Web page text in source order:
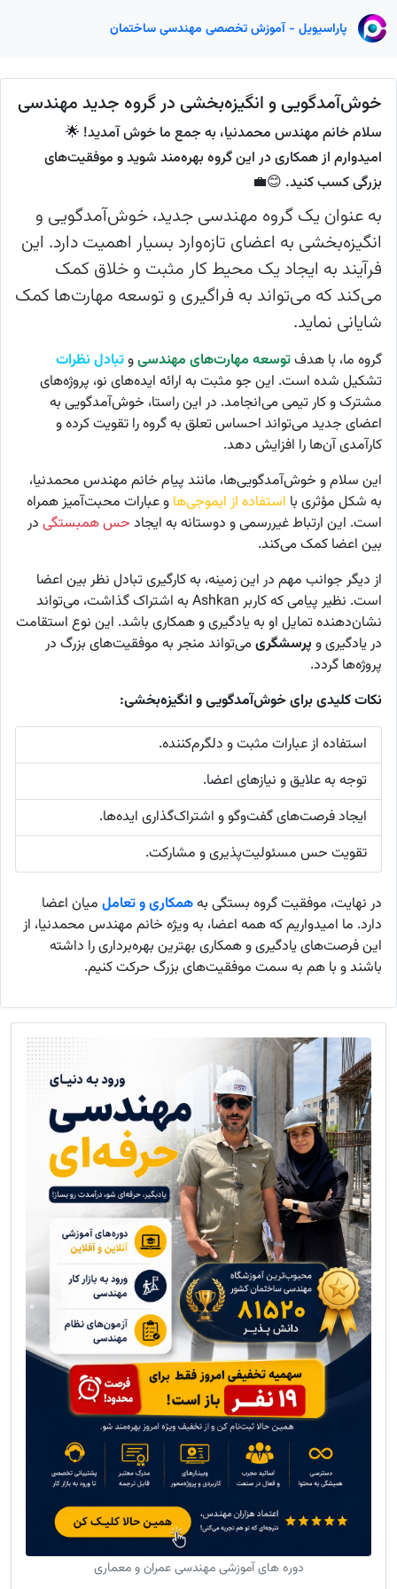
پاراسیویل - آموزش تخصصی مهندسی ساختمان
خوش‌آمدگویی و انگیزه‌بخشی در گروه جدید مهندسی
سلام خانم مهندس محمدنیا، به جمع ما خوش آمدید! 🌟
امیدوارم از همکاری در این گروه بهره‌مند شوید و موفقیت‌های
بزرگی کسب کنید. 😊💼
به عنوان یک گروه مهندسی جدید، خوش‌آمدگویی و
انگیزه‌بخشی به اعضای تازه‌وارد بسیار اهمیت دارد. این
فرآیند به ایجاد یک محیط کار مثبت و خلاق کمک
می‌کند که می‌تواند به فراگیری و توسعه مهارت‌ها کمک
شایانی نماید.
گروه ما، با هدفتوسعه مهارت‌های مهندسیوتبادل نظرات
تشکیل شده است. این جو مثبت به ارائه ایده‌های نو، پروژه‌های
مشترک و کار تیمی می‌انجامد. در این راستا، خوش‌آمدگویی به
اعضای جدید می‌تواند احساس تعلق به گروه را تقویت کرده و
کارآمدی آن‌ها را افزایش دهد.
این سلام و خوش‌آمدگویی‌ها، مانند پیام خانم مهندس محمدنیا،
به شکل مؤثری با استفاده از ایموجی‌ها و عبارات محبت‌آمیز همراه
است. این ارتباط غیررسمی و دوستانه به ایجاد حس همبستگی در
بین اعضا کمک می‌کند.
از دیگر جوانب مهم در این زمینه، به کارگیری تبادل نظر بین اعضا
است. نظیر پیامی که کاربر Ashkan به اشتراک گذاشت، می‌تواند
نشان‌دهنده تمایل او به یادگیری و همکاری باشد. این نوع استقامت
در یادگیری و پرسشگری می‌تواند منجر به موفقیت‌های بزرگ در
پروژه‌ها گردد.
نکات کلیدی برای خوش‌آمدگویی و انگیزه‌بخشی:
استفاده از عبارات مثبت و دلگرم‌کننده.
توجه به علایق و نیازهای اعضا.
ایجاد فرصت‌های گفت‌وگو و اشتراک‌گذاری ایده‌ها.
تقویت حس مسئولیت‌پذیری و مشارکت.
در نهایت، موفقیت گروه بستگی بههمکاری و تعامل میان اعضا
دارد. ما امیدواریم که همه اعضا، به ویژه خانم مهندس محمدنیا، از
این فرصت‌های یادگیری و همکاری بهترین بهره‌برداری را داشته
باشند و با هم به سمت موفقیت‌های بزرگ حرکت کنیم.
دوره های آموزشی مهندسی عمران و معماری